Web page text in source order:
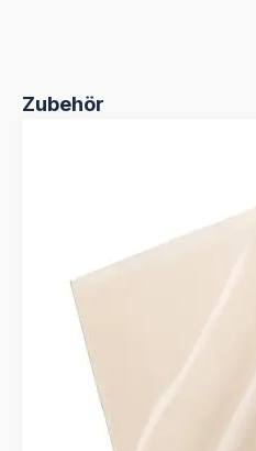
Produktgalerie überspringen
Zubehör